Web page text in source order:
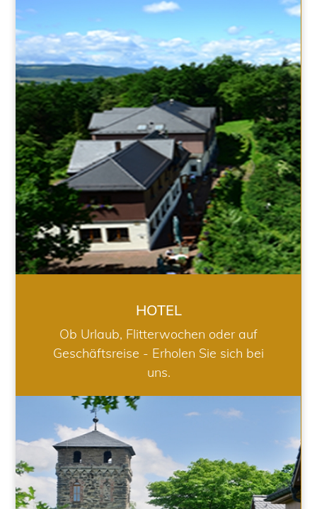
HOTEL
HOTEL
Ob Urlaub, Flitterwochen oder auf
Geschäftsreise - Erholen Sie sich bei
uns.